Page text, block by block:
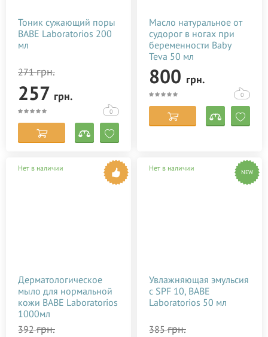
Тоник сужающий поры
BABE Laboratorios 200
мл
271грн.
257 грн.
0
Масло натуральное от
судорог в ногах при
беременности Baby
Teva 50 мл
800 грн.
0
Нет в наличии
Дерматологическое
мыло для нормальной
кожи BABE Laboratorios
1000мл
392грн.
Нет в наличии NEW
Увлажняющая эмульсия
c SPF 10, BABE
Laboratorios 50 мл
385грн.